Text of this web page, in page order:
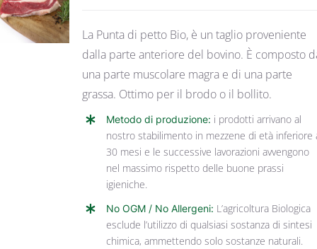
DETTAGLI
La Punta di petto Bio, è un taglio proveniente
dalla parte anteriore del bovino. È composto
una parte muscolare magra e di una parte
grassa. Ottimo per il brodo o il bollito.
Metodo di produzione: i prodotti arrivano al
nostro stabilimento in mezzene di età inferiore
30 mesi e le successive lavorazioni avvengono
nel massimo rispetto delle buone prassi
igieniche.
No OGM / No Allergeni: L’agricoltura Biologica
esclude l’utilizzo di qualsiasi sostanza di sintesi
chimica, ammettendo solo sostanze naturali.